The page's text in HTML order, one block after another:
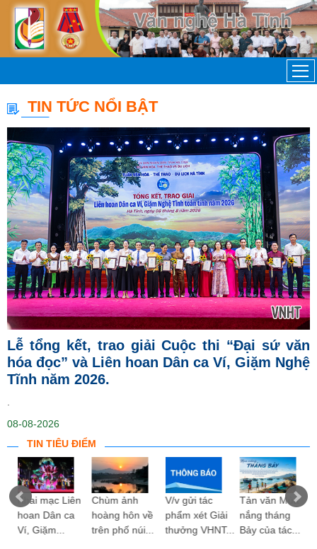
TIN TỨC NỔI BẬT
Lễ tổng kết, trao giải Cuộc thi “Đại sứ văn
hóa đọc” và Liên hoan Dân ca Ví, Giặm Nghệ
Tĩnh năm 2026.
08-08-2026
TIN TIÊU ĐIỂM
Khai mạc Liên
hoan Dân ca
Ví, Giặm...
Chùm ảnh
hoàng hôn về
trên phố núi...
V/v gửi tác
phẩm xét Giải
thưởng VHNT...
Tản văn Mùa
nắng tháng
Bảy của tác...